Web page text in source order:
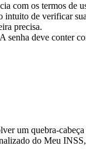
com os termos de
de verificar
precisa.
deve conter
um quebra-
do Meu